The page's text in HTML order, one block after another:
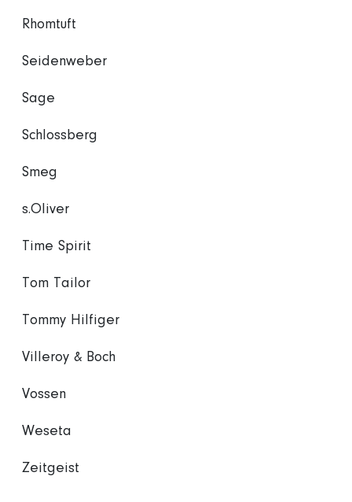
Rhomtuft
Seidenweber
Sage
Schlossberg
Smeg
s.Oliver
Time Spirit
Tom Tailor
Tommy Hilfiger
Villeroy & Boch
Vossen
Weseta
Zeitgeist